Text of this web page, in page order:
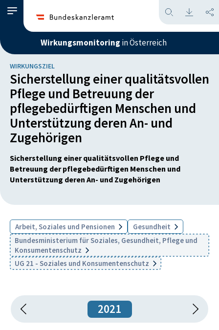
Wirkungsmonitoring in Österreich
WIRKUNGSZIEL
Sicherstellung einer qualitätsvollen
Pflege und Betreuung der
pflegebedürftigen Menschen und
Unterstützung deren An- und
Zugehörigen
Sicherstellung einer qualitätsvollen Pflege und
Betreuung der pflegebedürftigen Menschen und
Unterstützung deren An- und Zugehörigen
Arbeit, Soziales und Pensionen
Gesundheit
Bundesministerium für Soziales, Gesundheit, Pflege und
Konsumentenschutz
UG 21 - Soziales und Konsumentenschutz
2021